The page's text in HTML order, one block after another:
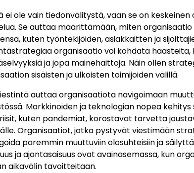
ole vain tiedonvälitystä, vaan se on keskeinen
Se auttaa määrittämään, miten
kuten työntekijöiden, asiakkaitten ja
organisaatio voi kohdata haasteita,
ja jopa mainehaittoja. Näin ollen
sisäisten ja ulkoisten toimijoiden välillä.
auttaa organisaatiota navigoimaan
Markkinoiden ja teknologian nopea kehitys
kuten pandemiat, korostavat tarvetta
Organisaatiot, jotka pystyvät viestimään
paremmin muuttuviin olosuhteisiin ja
ja ajantasaisuus ovat avainasemassa, kun
aikavälin tavoitteitaan.